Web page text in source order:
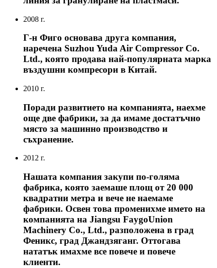
2008 г.
Г-н Фиго основава друга компания,
наречена Suzhou Yuda Air Compressor Co.
Ltd., която продава най-популярната марка
въздушни компресори в Китай.
2010 г.
Поради развитието на компанията, наехме
още две фабрики, за да имаме достатъчно
място за машинно производство и
съхранение.
2012 г.
Нашата компания закупи по-голяма
фабрика, която заемаше площ от 20 000
квадратни метра и вече не наемаме
фабрики. Освен това променихме името на
компанията на Jiangsu FaygoUnion
Machinery Co., Ltd., разположена в град
Феникс, град Джандзяганг. Оттогава
нататък имахме все повече и повече
клиенти.